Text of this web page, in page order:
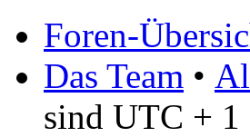
Foren-
Das Team •
sind UTC + 1